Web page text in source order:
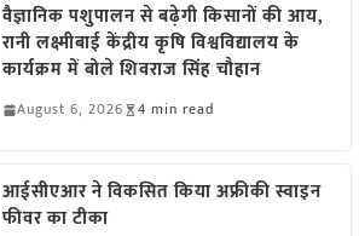
वैज्ञानिक पशुपालन से बढ़ेगी किसानों की आय,
रानी लक्ष्मीबाई केंद्रीय कृषि विश्वविद्यालय के
कार्यक्रम में बोले शिवराज सिंह चौहान
August 6, 2026 4 min read
आईसीएआर ने विकसित किया अफ्रीकी स्वाइन
फीवर का टीका